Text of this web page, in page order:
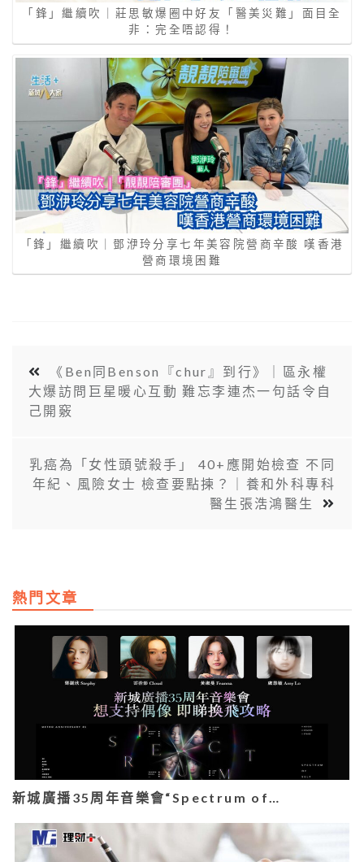
「鋒」繼續吹｜莊思敏爆圈中好友「醫美災難」面目全
非：完全唔認得！
「鋒」繼續吹｜鄧洢玲分享七年美容院營商辛酸 嘆香港
營商環境困難
《Ben同Benson『chur』到行》｜區永權
大爆訪問巨星暖心互動 難忘李連杰一句話令自
己開竅
乳癌為「女性頭號殺手」 40+應開始檢查 不同
年紀、風險女士 檢查要點揀？｜養和外科專科
醫生張浩鴻醫生
熱門文章
新城廣播35周年音樂會“Spectrum of…